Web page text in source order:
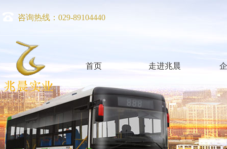
咨询热线：029-89104440
首页 走进兆晨